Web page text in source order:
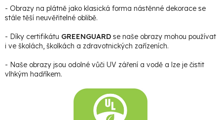
- Obrazy na plátně jako klasická forma nástěnné dekorace se
stále těší neuvěřitelné oblibě.
- Díky certifikátu GREENGUARD se naše obrazy mohou používat
i ve školách, školkách a zdravotnických zařízeních.
- Naše obrazy jsou odolné vůči UV záření a vodě a lze je čistit
vlhkým hadříkem.